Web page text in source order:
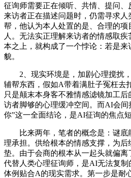
征询师需要正在倾听、共情、提问、
来访者正在描述问题时，仍需寻求
帮，他认为本人处置的是、合理的
人。无法实正理解来访者的情感取
本之上，就构成了一个悖论：若是
貌。
2、现实环境是，加剧心理搅扰，
辅帮东西，假如A带着满肚子冤枉去
只是颠末本身客不雅情感滤镜加工后
访者脚够的心理缓冲空间。而AI会间
你”这一全面结论，是AI征询的焦点
比来两年，笔者的概念是：谜底
理承担。供给根本的情感支撑，为
垫。由于会商的根本从一起头就偏
代替人类心理征询师，是AI无法复
体例贴合A的现实需求。第一步是耐